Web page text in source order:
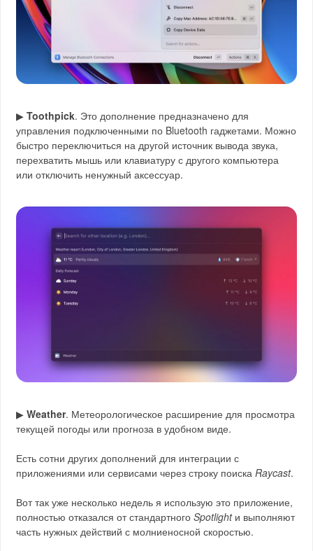
▶Toothpick. Это дополнение предназначено для
управления подключенными по Bluetooth гаджетами. Можно
быстро переключиться на другой источник вывода звука,
перехватить мышь или клавиатуру с другого компьютера
или отключить ненужный аксессуар.
▶Weather. Метеорологическое расширение для просмотра
текущей погоды или прогноза в удобном виде.
Есть сотни других дополнений для интеграции с
приложениями или сервисами через строку поиска Raycast.
Вот так уже несколько недель я использую это приложение,
полностью отказался от стандартногоSpotlightи выполняют
часть нужных действий с молниеносной скоростью.